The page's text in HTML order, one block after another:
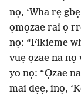
nọ, ‘Wha rẹ
ọmọzae rai ọ
nọ: “Fikieme
vuẹ ọzae na nọ
yo nọ: “Ọzae
mai dẹẹ, inọ,